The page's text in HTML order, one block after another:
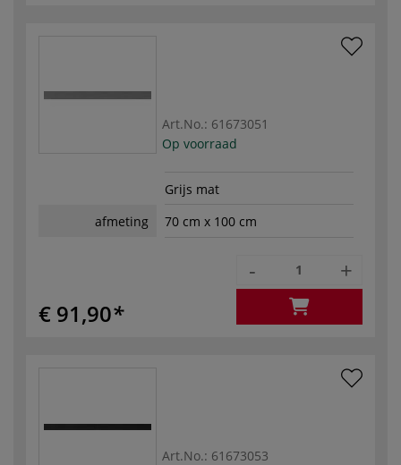
Art.No.: 61673051
Op voorraad
Grijs mat
afmeting
70 cm x 100 cm
€ 91,90
- +
Art.No.: 61673053